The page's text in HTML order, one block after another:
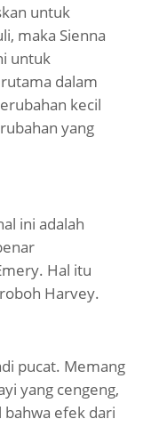
untuk
maka Sienna
untuk
dalam
kecil
yang
ini adalah
Hal itu
Harvey.
pucat. Memang
yang cengeng,
efek dari